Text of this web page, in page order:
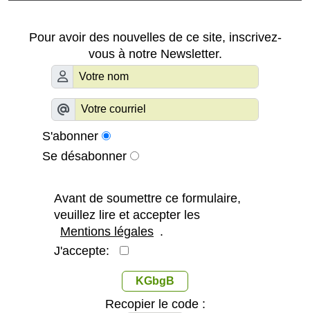
Pour avoir des nouvelles de ce site, inscrivez-
vous à notre Newsletter.
S'abonner
Se désabonner
Avant de soumettre ce formulaire,
veuillez lire et accepter les
Mentions légales .
J'accepte:
KGbgB
Recopier le code :